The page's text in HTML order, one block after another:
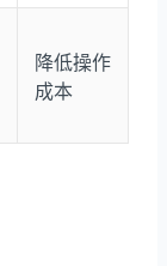
降低操作
成本